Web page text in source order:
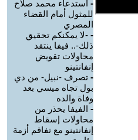
- استدعاء محمد صلاح
للمثول أمام القضاء
المصري
- -لا يمكنكم تحقيق
ذلك-.. فيفا ينتقد
محاولات تقويض
إنفانتينو
- تصرف -نبيل- من دي
بول تجاه ميسي بعد
وفاة والده
- الفيفا يحذر من
محاولات إسقاط
إنفانتينو مع تفاقم أزمة